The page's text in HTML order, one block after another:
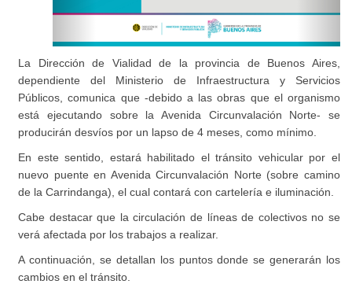
La Dirección de Vialidad de la provincia de Buenos Aires,
dependiente del Ministerio de Infraestructura y Servicios
Públicos, comunica que -debido a las obras que el organismo
está ejecutando sobre la Avenida Circunvalación Norte- se
producirán desvíos por un lapso de 4 meses, como mínimo.
En este sentido, estará habilitado el tránsito vehicular por el
nuevo puente en Avenida Circunvalación Norte (sobre camino
de la Carrindanga), el cual contará con cartelería e iluminación.
Cabe destacar que la circulación de líneas de colectivos no se
verá afectada por los trabajos a realizar.
A continuación, se detallan los puntos donde se generarán los
cambios en el tránsito.